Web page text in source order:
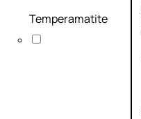
Temperamatite